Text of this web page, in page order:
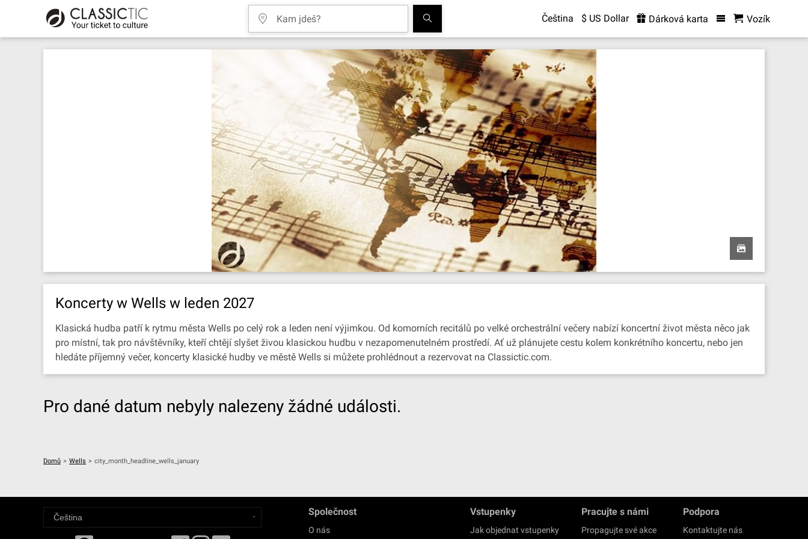
Čeština $ US Dollar Dárková karta Vozík
Koncerty w Wells w leden 2027
Klasická hudba patří k rytmu města Wells po celý rok a leden není výjimkou. Od komorních recitálů po velké orchestrální večery nabízí koncertní život města něco jak
pro místní, tak pro návštěvníky, kteří chtějí slyšet živou klasickou hudbu v nezapomenutelném prostředí. Ať už plánujete cestu kolem konkrétního koncertu, nebo jen
hledáte příjemný večer, koncerty klasické hudby ve městě Wells si můžete prohlédnout a rezervovat na Classictic.com.
Pro dané datum nebyly nalezeny žádné události.
Domů > Wells > city_month_headline_wells_january
Společnost
O nás
Vstupenky
Jak objednat vstupenky
Pracujte s námi
Propagujte své akce
Podpora
Kontaktujte nás